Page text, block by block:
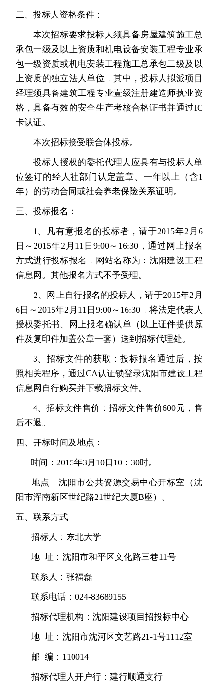
二、投标人资格条件：
本次招标要求投标人须具备房屋建筑施工总
承包一级及以上资质和机电设备安装工程专业承
包一级资质或机电安装工程施工总承包二级及以
上资质的独立法人单位，其中，投标人拟派项目
经理须具备建筑工程专业壹级注册建造师执业资
格，具备有效的安全生产考核合格证书并通过IC
卡认证。
本次招标接受联合体投标。
投标人授权的委托代理人应具有与投标人单
位签订的经人社部门认定盖章、一年以上（含1
年）的劳动合同或社会养老保险关系证明。
三、投标报名：
1 、凡有意报名的投标者，请于2015年2 月 6
日～ 2015年2 月 11 日 9:00～ 16:30 ，通过网上报名
方式进行投标报名，网站名称为：沈阳建设工程
信息网。其他报名方式不予受理。
2、网上自行报名的投标人，请于2015年2 月
6日～ 2015年2 月 11 日 9:00～ 16:30 ，将法定代表人
授权委托书、网上报名确认单（以上证件提供原
件及复印件加盖公章一套）送到招标代理处。
3、招标文件的获取：投标报名通过后，按
照相关程序， 通过CA认证锁登录沈阳市建设工程
信息网自行购买并下载招标文件。
4、招标文件售价： 招标文件售价600元，售
后不退。
四、开标时间及地点：
时间： 2015年3月 10日 10： 30时。
地点：沈阳市公共资源交易中心开标室（沈
阳市浑南新区世纪路21世纪大厦B座）。
五、联系方式
招标人：东北大学
地 址：沈阳市和平区文化路三巷11号
联系人：张福磊
联系电话： 024-83689155
招标代理机构：沈阳建设项目招投标中心
地 址：沈阳市沈河区文艺路21-1号1112室
邮 编： 110014
招标代理人开户行：建行顺通支行